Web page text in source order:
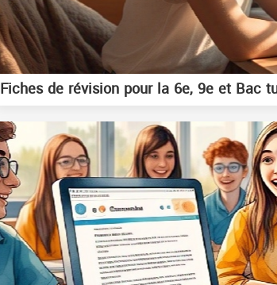
Fiches de révision pour la 6e, 9e et Bac